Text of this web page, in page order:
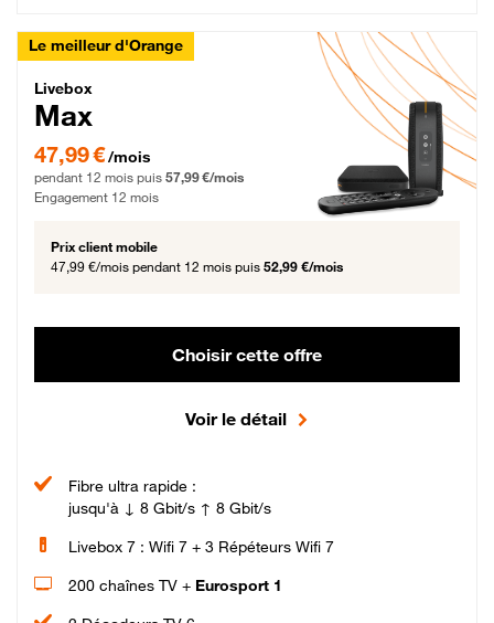
Le meilleur d'Orange
Livebox Max Fibre
Livebox
Max
47,99 € par mois pendant 12 mois puis 57,99 € par mois, Engagement 12 mois
47,99 €/mois
pendant 12 mois puis 57,99 €/mois
Engagement 12 mois
Prix client mobile
47,99 €/mois pendant 12 mois puis 52,99 €/mois
Choisir cette offre
Voir le détail
Fibre ultra rapide :
jusqu'à ↓ 8 Gbit/s ↑ 8 Gbit/s
Livebox 7 : Wifi 7 + 3 Répéteurs Wifi 7
200 chaînes TV + Eurosport 1